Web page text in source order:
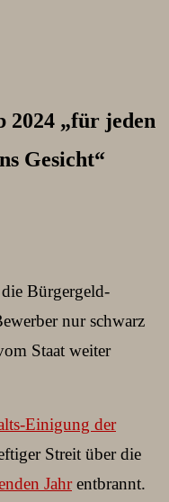
2024 „für jeden
Gesicht“
Bürgergeld-
nur schwarz
Staat weiter
Einigung der
Streit über die
Jahrentbrannt.